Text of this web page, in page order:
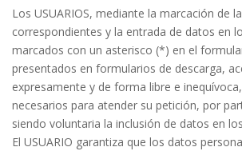
Los USUARIOS, mediante la marcación de
correspondientes y la entrada de datos en
marcados con un asterisco (*) en el
presentados en formularios de descarga,
expresamente y de forma libre e
necesarios para atender su petición, por
siendo voluntaria la inclusión de datos en
El USUARIO garantiza que los datos